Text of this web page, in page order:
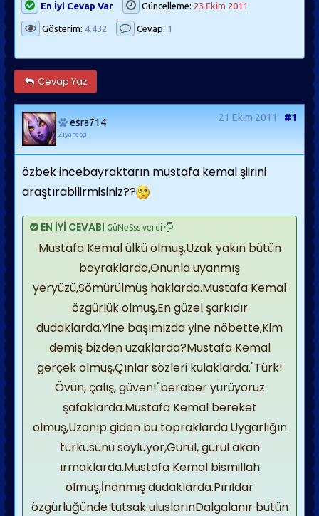
En İyi Cevap Var Güncelleme: 23 Ekim 2011
Gösterim: 4.432 Cevap: 1
Cevap Yaz
esra714
Ziyaretçi
21 Ekim 2011 #1
özbek incebayraktarın mustafa kemal şiirini
araştırabilirmisiniz??
EN İYİ CEVABI GüNeSss verdi
Mustafa Kemal ülkü olmuş,Uzak yakın bütün
bayraklarda,Onunla uyanmış
yeryüzü,Sömürülmüş haklarda.Mustafa Kemal
özgürlük olmuş,En güzel şarkıdır
dudaklarda.Yine başımızda yine nöbette,Kim
demiş bizden uzaklarda?Mustafa Kemal
gerçek olmuş,Çınlar sözleri kulaklarda."Türk!
Övün, çalış, güven!"beraber yürüyoruz
şafaklarda.Mustafa Kemal bereket
olmuş,Uzanıp giden bu topraklarda.Uygarlığın
türküsünü söylüyor,Gürül, gürül akan
ırmaklarda.Mustafa Kemal bismillah
olmuş,İnanmış dudaklarda.Pırıldar
özgürlüğünde tutsak uluslarınDalgalanır bütün